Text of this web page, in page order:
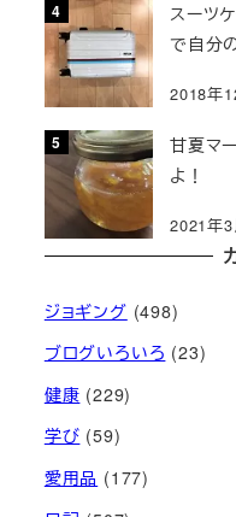
スーツ
で自分
2018年
甘夏マ
よ！
2021年
ジョギング (498)
ブログいろいろ (23)
健康 (229)
学び (59)
愛用品 (177)